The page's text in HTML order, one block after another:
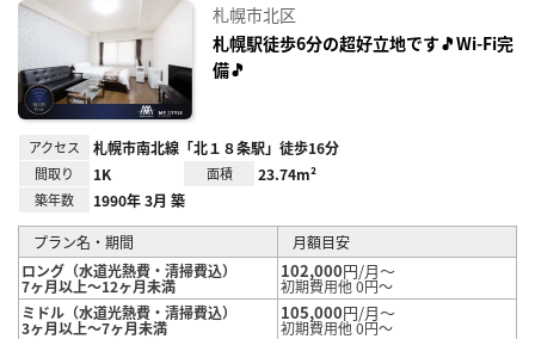
録
札幌市北区
札幌駅徒歩6分の超好立地です🎵Wi-Fi完
備🎵
アクセス 札幌市南北線「北１８条駅」徒歩16分
間取り 1K 面積 23.74m²
築年数 1990年 3月 築
プラン名・期間
月額目安
ロング（水道光熱費・清掃費込）
7ヶ月以上～12ヶ月未満
102,000円/月～
初期費用他 0円～
ミドル（水道光熱費・清掃費込）
3ヶ月以上～7ヶ月未満
105,000円/月～
初期費用他 0円～